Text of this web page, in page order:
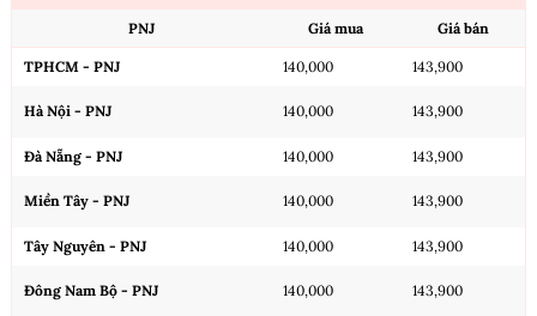
PNJ Giá mua Giá bán
TPHCM - PNJ 140,000 143,900
Hà Nội - PNJ 140,000 143,900
Đà Nẵng - PNJ 140,000 143,900
Miền Tây - PNJ 140,000 143,900
Tây Nguyên - PNJ 140,000 143,900
Đông Nam Bộ - PNJ 140,000 143,900